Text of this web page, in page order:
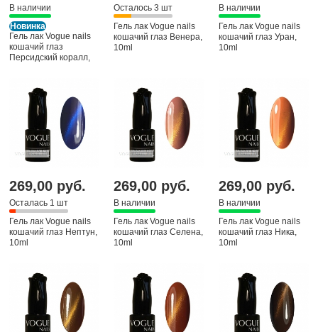
В наличии
Новинка
Гель лак Vogue nails
кошачий глаз
Персидский коралл,
Осталось 3 шт
Гель лак Vogue nails
кошачий глаз Венера,
10ml
В наличии
Гель лак Vogue nails
кошачий глаз Уран,
10ml
269,00 руб.
Осталась 1 шт
Гель лак Vogue nails
кошачий глаз Нептун,
10ml
269,00 руб.
В наличии
Гель лак Vogue nails
кошачий глаз Селена,
10ml
269,00 руб.
В наличии
Гель лак Vogue nails
кошачий глаз Ника,
10ml